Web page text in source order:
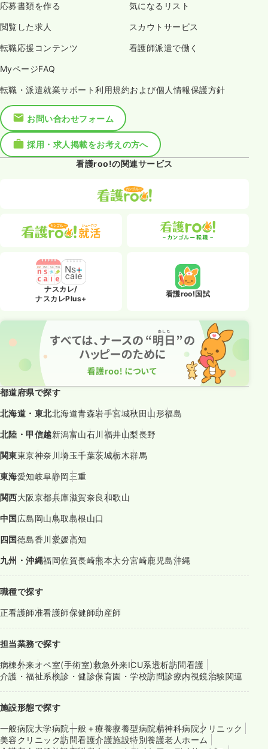
応募書類を作る 気になるリスト
閲覧した求人 スカウトサービス
転職応援コンテンツ 看護師派遣で働く
MyページFAQ
転職・派遣就業サポート利用規約および個人情報保護方針
お問い合わせフォーム
採用・求人掲載をお考えの方へ
看護roo!の関連サービス
ナスカレ/
ナスカレPlus+
看護roo!国試
都道府県で探す
北海道・東北北海道青森岩手宮城秋田山形福島
北陸・甲信越新潟富山石川福井山梨長野
関東東京神奈川埼玉千葉茨城栃木群馬
東海愛知岐阜静岡三重
関西大阪京都兵庫滋賀奈良和歌山
中国広島岡山鳥取島根山口
四国徳島香川愛媛高知
九州・沖縄福岡佐賀長崎熊本大分宮崎鹿児島沖縄
職種で探す
正看護師准看護師保健師助産師
担当業務で探す
病棟外来オペ室(手術室)救急外来ICU系透析訪問看護
介護・福祉系検診・健診保育園・学校訪問診療内視鏡治験関連
施設形態で探す
一般病院大学病院一般＋療養療養型病院精神科病院クリニック
美容クリニック訪問看護介護施設特別養護老人ホーム